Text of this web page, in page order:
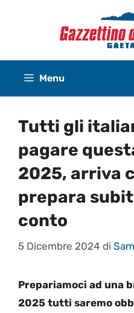
Menu
Tutti gli
pagare
2025, arriva
prepara
conto
5 Dicembre 2024 di
Prepariamoci ad una
2025 tutti saremo